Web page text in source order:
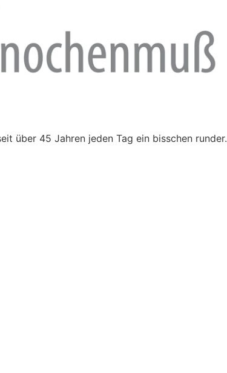
über 45 Jahren jeden Tag ein bisschen runder.